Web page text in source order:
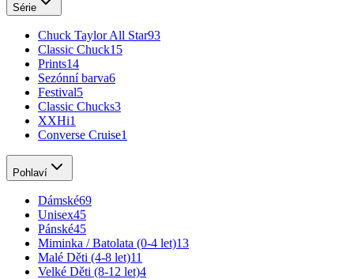
Série
Chuck Taylor All Star93
Classic Chuck15
Prints14
Sezónní barva6
Festival5
Classic Chucks3
XXHi1
Converse Cruise1
Pohlaví
Dámské69
Unisex45
Pánské45
Miminka / Batolata (0-4 let)13
Malé Děti (4-8 let)11
Velké Děti (8-12 let)4